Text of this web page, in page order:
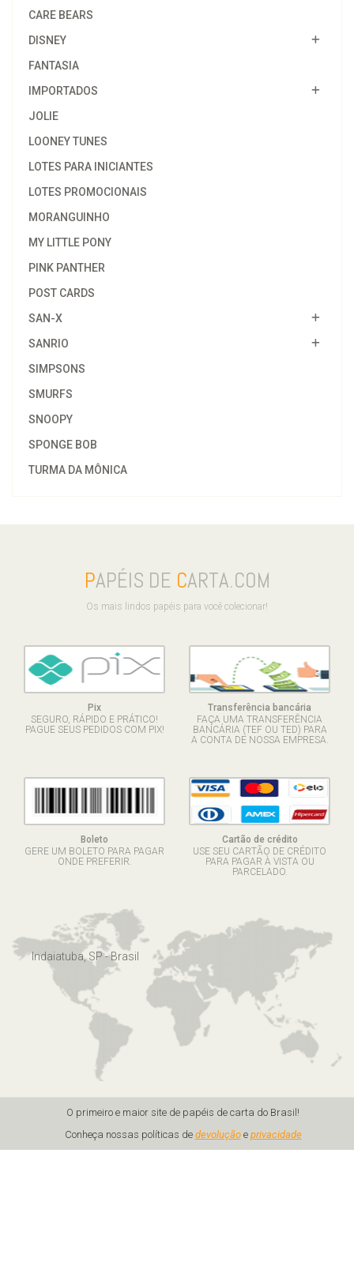
CARE BEARS
DISNEY
FANTASIA
IMPORTADOS
JOLIE
LOONEY TUNES
LOTES PARA INICIANTES
LOTES PROMOCIONAIS
MORANGUINHO
MY LITTLE PONY
PINK PANTHER
POST CARDS
SAN-X
SANRIO
SIMPSONS
SMURFS
SNOOPY
SPONGE BOB
TURMA DA MÔNICA
PAPÉIS DE CARTA.COM
Os mais lindos papéis para você colecionar!
Pix
SEGURO, RÁPIDO E PRÁTICO!
PAGUE SEUS PEDIDOS COM PIX!
Transferência bancária
FAÇA UMA TRANSFERÊNCIA
BANCÁRIA (TEF OU TED) PARA
A CONTA DE NOSSA EMPRESA.
Boleto
GERE UM BOLETO PARA PAGAR
ONDE PREFERIR.
Cartão de crédito
USE SEU CARTÃO DE CRÉDITO
PARA PAGAR À VISTA OU
PARCELADO.
Indaiatuba, SP - Brasil
O primeiro e maior site de papéis de carta do Brasil!
Conheça nossas políticas de devoluçãoe privacidade